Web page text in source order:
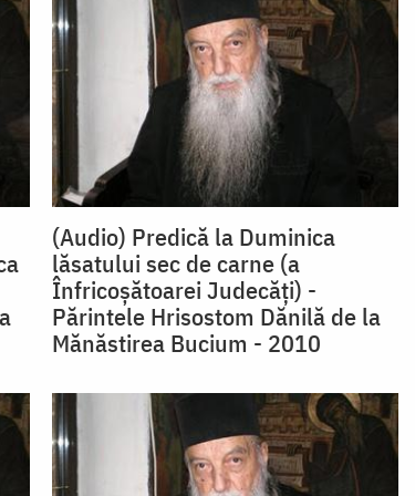
(Audio) Predică la Duminica
lăsatului sec de carne (a
Înfricoşătoarei Judecăţi) -
Părintele Hrisostom Dănilă de la
Mănăstirea Bucium - 2010